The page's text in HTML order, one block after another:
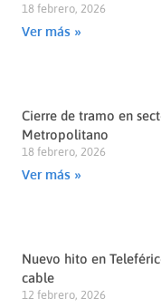
18 febrero, 2026
Ver más »
Cierre de tramo en
Metropolitano
18 febrero, 2026
Ver más »
Nuevo hito en
cable
12 febrero, 2026